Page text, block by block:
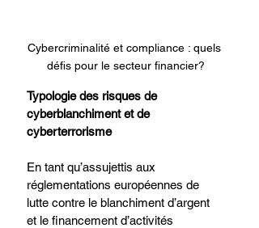
Cybercriminalité et compliance : quels
défis pour le secteur financier?
Typologie des risques de
cyberblanchiment et de
cyberterrorisme
En tant qu’assujettis aux
réglementations européennes de
lutte contre le blanchiment d’argent
et le financement d’activités